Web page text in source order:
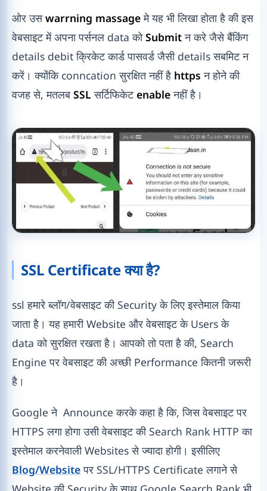
ओर उसwarrning massageमे यह भी लिखा होता है की इस
वेबसाइट में अपना पर्सनल data कोSubmitन करे जैसे बैंकिंग
details debit क्रिकेट कार्ड पासवर्ड जैसी details सबमिट न
करें। क्योंकि conncation सुरक्षित नहीं है https न होने की
वजह से, मतलब SSL सर्टिफिकेटenableनहीं है।
SSL Certificate क्या है?
ssl हमारे ब्लॉग/वेबसाइट की Security के लिए इस्तेमाल किया
जाता है। यह हमारी Website और वेबसाइट के Users के
data को सुरक्षित रखता है। आपको तो पता है की, Search
Engine पर वेबसाइट की अच्छी Performance कितनी जरूरी
है।
Google ने Announce करके कहा है कि, जिस वेबसाइट पर
HTTPS लगा होगा उसी वेबसाइट की Search Rank HTTP का
इस्तेमाल करनेवाली Websites से ज्यादा होगी। इसीलिए
Blog/Websiteपर SSL/HTTPS Certificate लगाने से